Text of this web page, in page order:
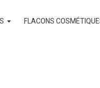
FLACONS